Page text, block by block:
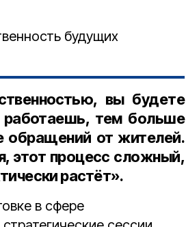
будущих
вы будете
тем больше
обращений от жителей.
этот процесс сложный,
растёт».
в сфере